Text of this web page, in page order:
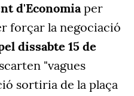
d'Economiaper
forçar la negociació
dissabte 15 de
"vagues
sortiria de la plaça